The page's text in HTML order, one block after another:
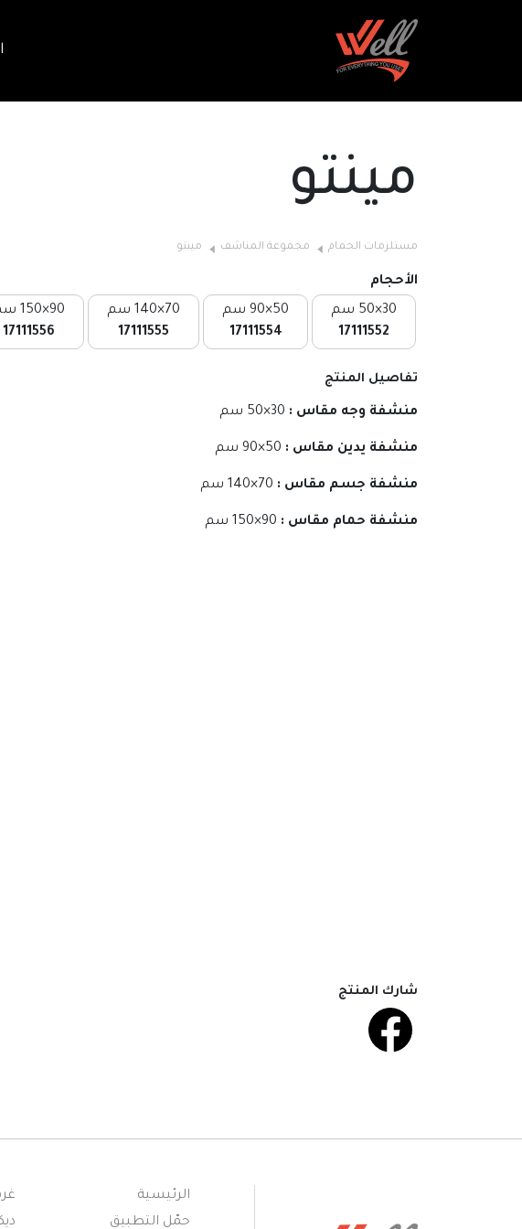
مينتو
مستلزمات الحمام مجموعة المناشف مينتو
الأحجام
30×50 سم
17111552
50×90 سم
17111554
70×140 سم
17111555
90×150 سم
17111556
تفاصيل المنتج
منشفة وجه مقاس : 30×50 سم
منشفة يدين مقاس : 50×90 سم
منشفة جسم مقاس : 70×140 سم
منشفة حمام مقاس : 90×150 سم
شارك المنتج
الرئيسية
حمّل التطبيق